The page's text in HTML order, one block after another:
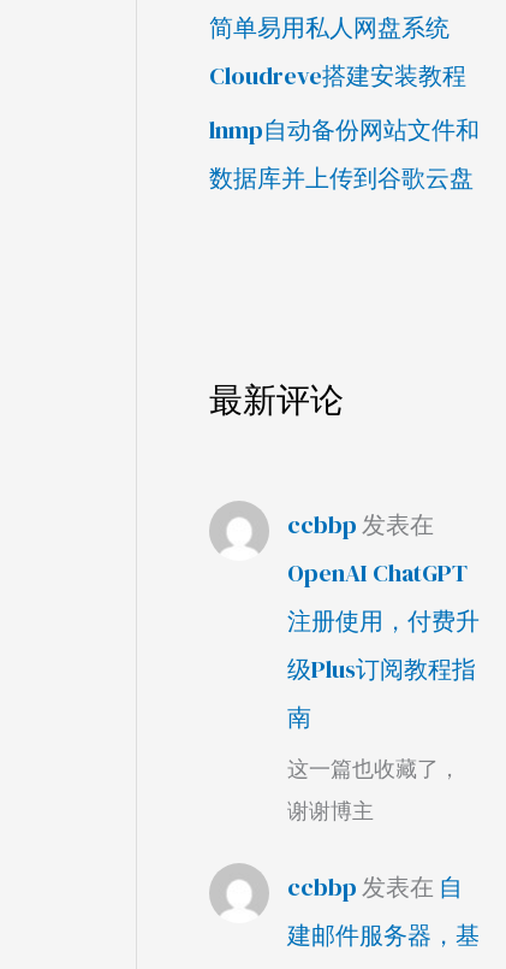
简单易用私人网盘系统
Cloudreve搭建安装教程
lnmp自动备份网站文件和
数据库并上传到谷歌云盘
最新评论
ccbbp发表在
OpenAI ChatGPT
注册使用，付费升
级Plus订阅教程指
南
这一篇也收藏了，
谢谢博主
ccbbp发表在 自
建邮件服务器，基